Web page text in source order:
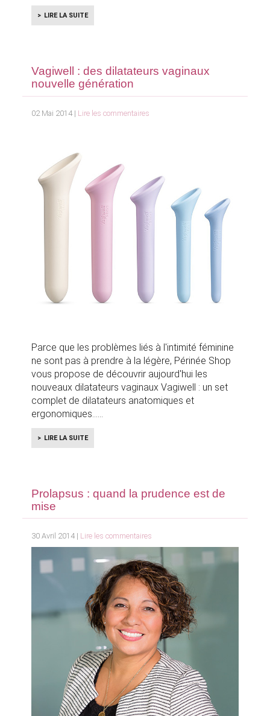
LIRE LA SUITE
Vagiwell : des dilatateurs vaginaux
nouvelle génération
02 Mai 2014 | Lire les commentaires
Parce que les problèmes liés à l'intimité féminine
ne sont pas à prendre à la légère, Périnée Shop
vous propose de découvrir aujourd'hui les
nouveaux dilatateurs vaginaux Vagiwell : un set
complet de dilatateurs anatomiques et
ergonomiques...
LIRE LA SUITE
Prolapsus : quand la prudence est de
mise
30 Avril 2014 | Lire les commentaires